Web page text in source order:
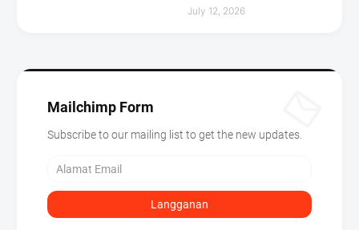
July 12, 2026
Mailchimp Form
Subscribe to our mailing list to get the new updates.